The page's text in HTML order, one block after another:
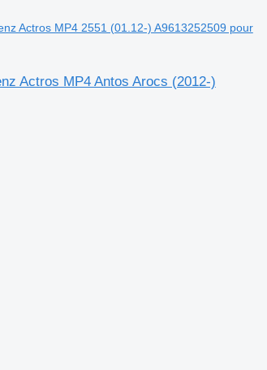
Actros MP4 2551 (01.12-) A9613252509 pour
Actros MP4 Antos Arocs (2012-)